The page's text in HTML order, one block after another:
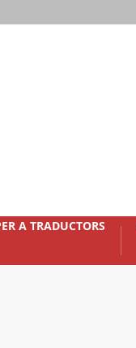
A TRADUCTORS